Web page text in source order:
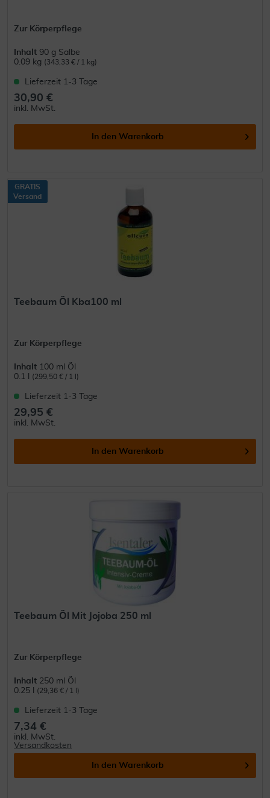
Zur Körperpflege
Inhalt 90 g Salbe
0.09 kg (343,33 € / 1 kg)
Lieferzeit 1-3 Tage
30,90 €
inkl. MwSt.
In den Warenkorb
GRATIS
Versand
Teebaum Öl Kba100 ml
Zur Körperpflege
Inhalt 100 ml Öl
0.1 l
(299,50 € / 1 l)
Lieferzeit 1-3 Tage
29,95 €
inkl. MwSt.
In den Warenkorb
Teebaum Öl Mit Jojoba 250 ml
Zur Körperpflege
Inhalt 250 ml Öl
0.25 l
(29,36 € / 1 l)
Lieferzeit 1-3 Tage
7,34 €
inkl. MwSt.
Versandkosten
In den Warenkorb